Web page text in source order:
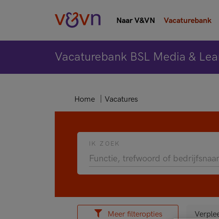
Naar V&VN Vacaturebank
Vacaturebank BSL Media &
Home Vacatures
IK ZOEK
Meer filteropties